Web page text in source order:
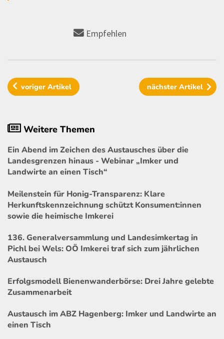
Empfehlen
vorigerArtikel nächster Artikel
Weitere Themen
Ein Abend im Zeichen des Austausches über die
Landesgrenzen hinaus - Webinar „Imker und
Landwirte an einen Tisch“
Meilenstein für Honig-Transparenz: Klare
Herkunftskennzeichnung schützt Konsument:innen
sowie die heimische Imkerei
136. Generalversammlung und Landesimkertag in
Pichl bei Wels: OÖ Imkerei traf sich zum jährlichen
Austausch
Erfolgsmodell Bienenwanderbörse: Drei Jahre gelebte
Zusammenarbeit
Austausch im ABZ Hagenberg: Imker und Landwirte an
einen Tisch